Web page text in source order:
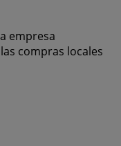
empresa
compras locales